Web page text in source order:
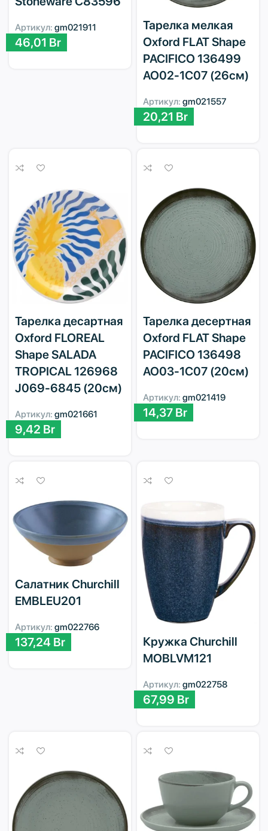
Артикул: gm021911
46,01 Br
Тарелка мелкая
Oxford FLAT Shape
PACIFICO 136499
AO02-1C07 (26см)
Артикул: gm021557
20,21 Br
Тарелка десартная
Oxford FLOREAL
Shape SALADA
TROPICAL 126968
J069-6845 (20см)
Артикул: gm021661
9,42 Br
Тарелка десертная
Oxford FLAT Shape
PACIFICO 136498
AO03-1C07 (20см)
Артикул: gm021419
14,37 Br
Салатник Churchill
EMBLEU201
Артикул: gm022766
137,24 Br
Кружка Churchill
MOBLVM121
Артикул: gm022758
67,99 Br